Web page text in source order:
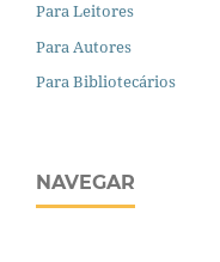
Para Leitores
Para Autores
Para Bibliotecários
NAVEGAR